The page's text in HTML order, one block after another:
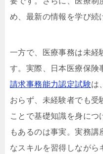
め、最新の情報を学び続
一方で、医療事務は未経
す。実際、日本医療保険
請求事務能力認定試験は
おらず、未経験者でも受
ことで基礎知識を身につ
もあるのは事実。実務
なスキルを習得しながら